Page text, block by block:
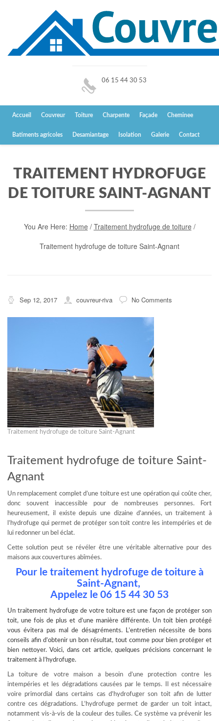
06 15 44 30 53
Accueil Couvreur Toiture Charpente Façade Cheminee
Batiments agricoles Desamiantage Isolation Galerie Contact
TRAITEMENT HYDROFUGE
DE TOITURE SAINT-AGNANT
You Are Here: Home/ Traitement hydrofuge de toiture/
Traitement hydrofuge de toiture Saint-Agnant
Sep 12, 2017 couvreur-riva No Comments
Traitement hydrofuge de toiture Saint-Agnant
Traitement hydrofuge de toiture Saint-
Agnant
Un remplacement complet d’une toiture est une opération qui coûte cher,
donc souvent inaccessible pour de nombreuses personnes. Fort
heureusement, il existe depuis une dizaine d’années, un traitement à
l’hydrofuge qui permet de protéger son toit contre les intempéries et de
lui redonner un bel éclat.
Cette solution peut se révéler être une véritable alternative pour des
maisons aux couvertures abîmées.
Pour le traitement hydrofuge de toiture à
Saint-Agnant,
Appelez le 06 15 44 30 53
Un traitement hydrofugede votre toiture est une façon de protéger son
toit, une fois de plus et d’une manière différente. Un toit bien protégé
vous évitera pas mal de désagréments. L’entretien nécessite de bons
conseils afin d’obtenir un bon résultat, tout comme pour bien protéger et
bien nettoyer. Voici, dans cet article, quelques précisions concernant le
traitement à l’hydrofuge.
La toiture de votre maison a besoin d’une protection contre les
intempéries et les dégradations causées par le temps. Il est nécessaire
voire primordial dans certains cas d’hydrofuger son toit afin de lutter
contre ces dégradations. L’hydrofuge permet de garder un toit intact,
notamment vis-à-vis de la couleur des tuiles. Ce système va prévenir les